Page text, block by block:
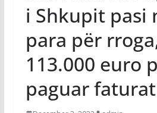
i Shkupit pasi
para për
113.000 euro
paguar faturat